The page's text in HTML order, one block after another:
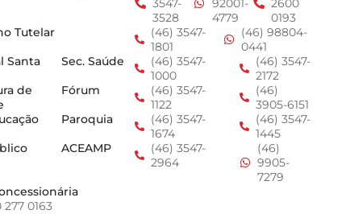
3547-
3528
92001-
4779
2600
0193
Tutelar
(46) 3547-
1801
(46) 98804-
0441
Santa
Sec. Saúde
(46) 3547-
1000
(46) 3547-
2172
de
Fórum
(46) 3547-
1122
(46)
3905-6151
Paroquia
(46) 3547-
1674
(46) 3547-
1445
ACEAMP
(46) 3547-
2964
(46)
9905-
7279
0163